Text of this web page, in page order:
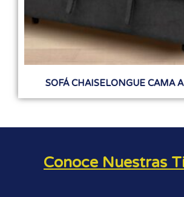
SOFÁ CHAISELONGUE CAMA
Conoce Nuestras